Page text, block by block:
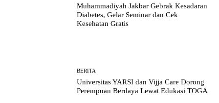
Muhammadiyah Jakbar Gebrak Kesadaran
Diabetes, Gelar Seminar dan Cek
Kesehatan Gratis
BERITA
Universitas YARSI dan Vijja Care Dorong
Perempuan Berdaya Lewat Edukasi TOGA